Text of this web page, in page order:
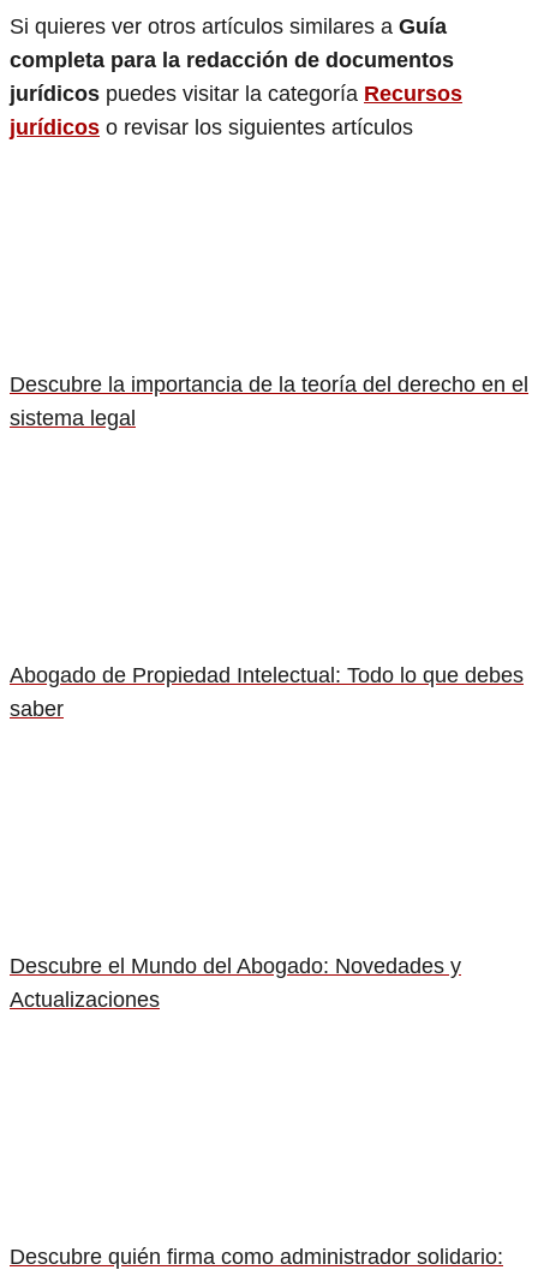
Si quieres ver otros artículos similares a Guía
completa para la redacción de documentos
jurídicos puedes visitar la categoría Recursos
jurídicos o revisar los siguientes artículos
Descubre la importancia de la teoría del derecho en el
sistema legal
Abogado de Propiedad Intelectual: Todo lo que debes
saber
Descubre el Mundo del Abogado: Novedades y
Actualizaciones
Descubre quién firma como administrador solidario: